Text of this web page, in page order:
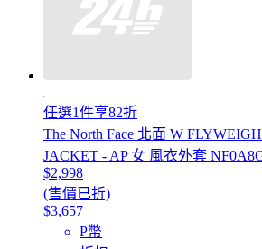
任選1件享82折
The North Face 北面 W
JACKET - AP 女 風衣外套
$2,998
(售價已折)
$3,657
P幣